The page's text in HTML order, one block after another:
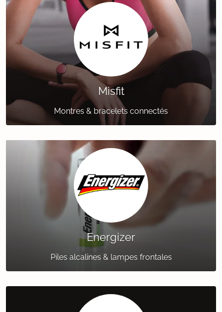
Misfit
Montres & bracelets connectés
Energizer
Piles alcalines & lampes frontales